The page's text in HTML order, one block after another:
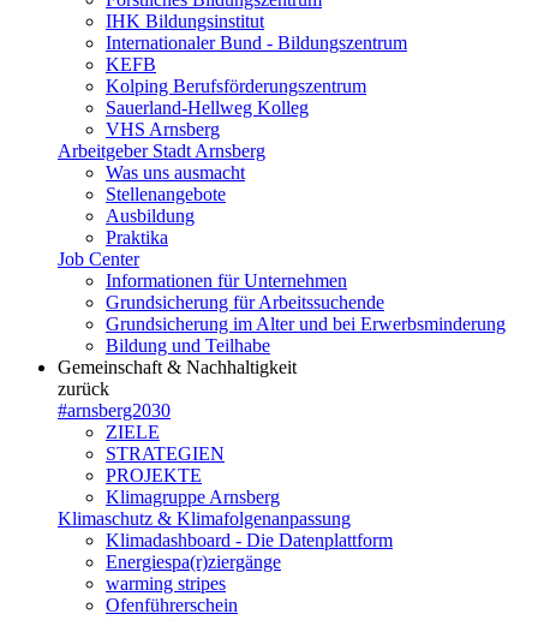
IHK Bildungsinstitut
Internationaler Bund - Bildungszentrum
KEFB
Kolping Berufsförderungszentrum
Sauerland-Hellweg Kolleg
VHS Arnsberg
Arbeitgeber Stadt Arnsberg
Was uns ausmacht
Stellenangebote
Ausbildung
Praktika
Job Center
Informationen für Unternehmen
Grundsicherung für Arbeitssuchende
Grundsicherung im Alter und bei Erwerbsminderung
Bildung und Teilhabe
Gemeinschaft & Nachhaltigkeit
zurück
#arnsberg2030
ZIELE
STRATEGIEN
PROJEKTE
Klimagruppe Arnsberg
Klimaschutz & Klimafolgenanpassung
Klimadashboard - Die Datenplattform
Energiespa(r)ziergänge
warming stripes
Ofenführerschein